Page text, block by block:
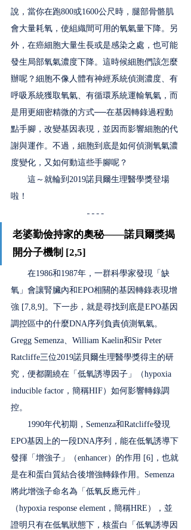
說，當你在跑800或1600公尺時，腿部骨骼肌
會大量耗氧，使組織間可用的氧氣量下降。另
外，在癌細胞大量生長或是感染之處，也可能
發生局部氧氣濃度下降。這時候細胞們該怎麼
辦呢？細胞不像人體有神經系統偵測濃度、有
呼吸系統獲取氧氣、有循環系統運輸氧氣，而
是用更細密精微的方式──在基因轉錄過程動
點手腳，改變基因表現，並因而影響細胞的代
謝與運作。不過，細胞到底是如何偵測氧氣濃
度變化，又如何動這些手腳呢？
這～就輪到2019諾貝爾生理醫學獎登場
啦！
老婆勤儉持家的奧秘——諾貝爾獎揭
開分子機制 [2,5]
在1986和1987年，一群科學家發現「缺
氧」會讓腎臟內和EPO相關的基因轉錄表現增
強 [7,8,9]。下一步，就是尋找到底是EPO基因
調控區中的什麼DNA序列負責偵測氧氣。
Gregg Semenza、William Kaelin和Sir Peter
Ratcliffe三位2019諾貝爾生理醫學獎得主的研
究，便都圍繞在「低氧誘導因子」（hypoxia
inducible factor，簡稱HIF）如何影響轉錄調
控。
1990年代初期，Semenza和Ratcliffe發現
EPO基因上的一段DNA序列，能在低氧誘導下
發揮「增強子」（enhancer）的作用 [6]，也就
是在和蛋白質結合後增強轉錄作用。Semenza
將此增強子命名為「低氧反應元件」
（hypoxia response element，簡稱HRE），並
證明只有在低氧狀態下，核蛋白「低氧誘導因